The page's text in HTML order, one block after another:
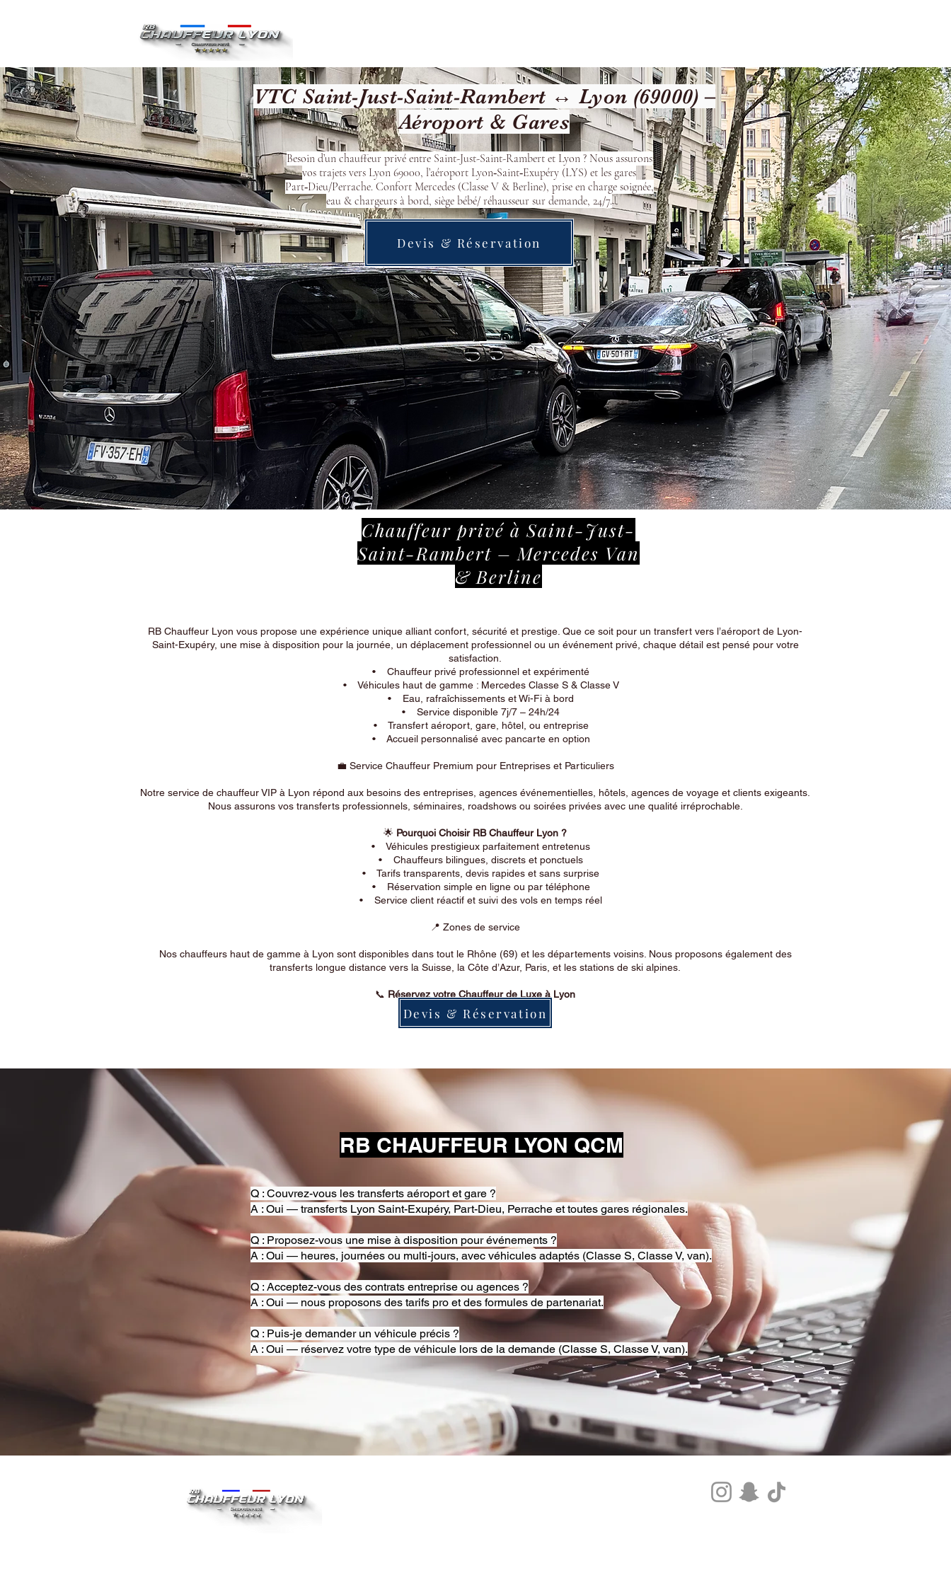
VTC Saint-Just-Saint-Rambert ↔ Lyon (69000) –
Aéroport & Gares
Besoin d’un chauffeur privé entre Saint-Just-Saint-Rambert et Lyon ? Nous assurons
vos trajets vers Lyon 69000, l’aéroport Lyon‑Saint‑Exupéry (LYS) et les gares
Part‑Dieu/Perrache. Confort Mercedes (Classe V & Berline), prise en charge soignée,
eau & chargeurs à bord, siège bébé/ réhausseur sur demande, 24/7.
Devis & Réservation
Chauffeur privé à Saint-Just-
Saint-Rambert – Mercedes Van
& Berline
RB Chauffeur Lyon vous propose une expérience unique alliant confort, sécurité et prestige. Que ce soit pour un transfert vers l’aéroport de Lyon-
Saint-Exupéry, une mise à disposition pour la journée, un déplacement professionnel ou un événement privé, chaque détail est pensé pour votre
satisfaction.
• Chauffeur privé professionnel et expérimenté
• Véhicules haut de gamme : Mercedes Classe S & Classe V
• Eau, rafraîchissements et Wi-Fi à bord
• Service disponible 7j/7 – 24h/24
• Transfert aéroport, gare, hôtel, ou entreprise
• Accueil personnalisé avec pancarte en option
💼 Service Chauffeur Premium pour Entreprises et Particuliers
Notre service de chauffeur VIP à Lyon répond aux besoins des entreprises, agences événementielles, hôtels, agences de voyage et clients exigeants.
Nous assurons vos transferts professionnels, séminaires, roadshows ou soirées privées avec une qualité irréprochable.
🌟 Pourquoi Choisir RB Chauffeur Lyon ?
• Véhicules prestigieux parfaitement entretenus
• Chauffeurs bilingues, discrets et ponctuels
• Tarifs transparents, devis rapides et sans surprise
• Réservation simple en ligne ou par téléphone
• Service client réactif et suivi des vols en temps réel
📍 Zones de service
Nos chauffeurs haut de gamme à Lyon sont disponibles dans tout le Rhône (69) et les départements voisins. Nous proposons également des
transferts longue distance vers la Suisse, la Côte d’Azur, Paris, et les stations de ski alpines.
📞 Réservez votre Chauffeur de Luxe à Lyon
Devis & Réservation
RB CHAUFFEUR LYON QCM
Q : Couvrez-vous les transferts aéroport et gare ?
A : Oui — transferts Lyon Saint-Exupéry, Part-Dieu, Perrache et toutes gares régionales.
Q : Proposez-vous une mise à disposition pour événements ?
A : Oui — heures, journées ou multi-jours, avec véhicules adaptés (Classe S, Classe V, van).
Q : Acceptez-vous des contrats entreprise ou agences ?
A : Oui — nous proposons des tarifs pro et des formules de partenariat.
Q : Puis-je demander un véhicule précis ?
A : Oui — réservez votre type de véhicule lors de la demande (Classe S, Classe V, van).